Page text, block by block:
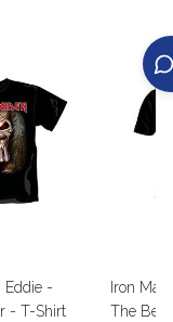
Eddie -
- T-Shirt
Iron
The